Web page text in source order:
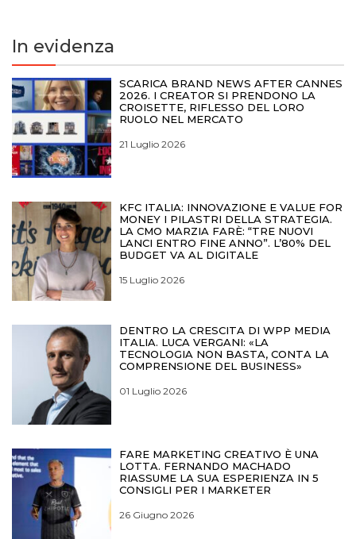
In evidenza
SCARICA BRAND NEWS AFTER CANNES
2026. I CREATOR SI PRENDONO LA
CROISETTE, RIFLESSO DEL LORO
RUOLO NEL MERCATO
21 Luglio 2026
KFC ITALIA: INNOVAZIONE E VALUE FOR
MONEY I PILASTRI DELLA STRATEGIA.
LA CMO MARZIA FARÈ: “TRE NUOVI
LANCI ENTRO FINE ANNO”. L’80% DEL
BUDGET VA AL DIGITALE
15 Luglio 2026
DENTRO LA CRESCITA DI WPP MEDIA
ITALIA. LUCA VERGANI: «LA
TECNOLOGIA NON BASTA, CONTA LA
COMPRENSIONE DEL BUSINESS»
01 Luglio 2026
FARE MARKETING CREATIVO È UNA
LOTTA. FERNANDO MACHADO
RIASSUME LA SUA ESPERIENZA IN 5
CONSIGLI PER I MARKETER
26 Giugno 2026